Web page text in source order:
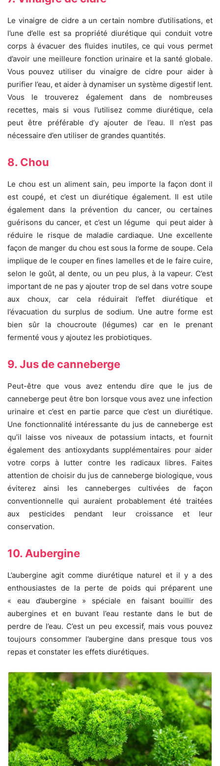
Le vinaigre de cidre a un certain nombre d’utilisations, et
l’une d’elle est sa propriété diurétique qui conduit votre
corps à évacuer des fluides inutiles, ce qui vous permet
d’avoir une meilleure fonction urinaire et la santé globale.
Vous pouvez utiliser du vinaigre de cidre pour aider à
purifier l’eau, et aider à dynamiser un système digestif lent.
Vous le trouverez également dans de nombreuses
recettes, mais si vous l’utilisez comme diurétique, cela
peut être préférable d’y ajouter de l’eau. Il n’est pas
nécessaire d’en utiliser de grandes quantités.
8. Chou
Le chou est un aliment sain, peu importe la façon dont il
est coupé, et c’est un diurétique également. Il est utile
également dans la prévention du cancer, ou certaines
guérisons du cancer, et c’est un légume qui peut aider à
réduire le risque de maladie cardiaque. Une excellente
façon de manger du chou est sous la forme de soupe. Cela
implique de le couper en fines lamelles et de le faire cuire,
selon le goût, al dente, ou un peu plus, à la vapeur. C’est
important de ne pas y ajouter trop de sel dans votre soupe
aux choux, car cela réduirait l’effet diurétique et
l’évacuation du surplus de sodium. Une autre forme est
bien sûr la choucroute (légumes) car en le prenant
fermenté vous y ajoutez les probiotiques.
9. Jus de canneberge
Peut-être que vous avez entendu dire que le jus de
canneberge peut être bon lorsque vous avez une infection
urinaire et c’est en partie parce que c’est un diurétique.
Une fonctionnalité intéressante du jus de canneberge est
qu’il laisse vos niveaux de potassium intacts, et fournit
également des antioxydants supplémentaires pour aider
votre corps à lutter contre les radicaux libres. Faites
attention de choisir du jus de canneberge biologique, vous
éviterez ainsi les canneberges cultivées de façon
conventionnelle qui auraient probablement été traitées
aux pesticides pendant leur croissance et leur
conservation.
10. Aubergine
L’aubergine agit comme diurétique naturel et il y a des
enthousiastes de la perte de poids qui préparent une
« eau d’aubergine » spéciale en faisant bouillir des
aubergines et en buvant l’eau restante dans le but de
perdre de l’eau. C’est un peu excessif, mais vous pouvez
toujours consommer l’aubergine dans presque tous vos
repas et constater les effets diurétiques.